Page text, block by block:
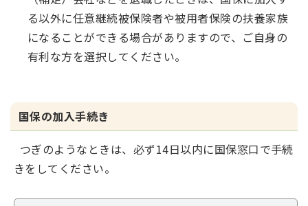
る以外に任意継続被保険者や被用者保険の扶養家族
になることができる場合がありますので、ご自身の
有利な方を選択してください。
国保の加入手続き
つぎのようなときは、必ず14日以内に国保窓口で手続
きをしてください。